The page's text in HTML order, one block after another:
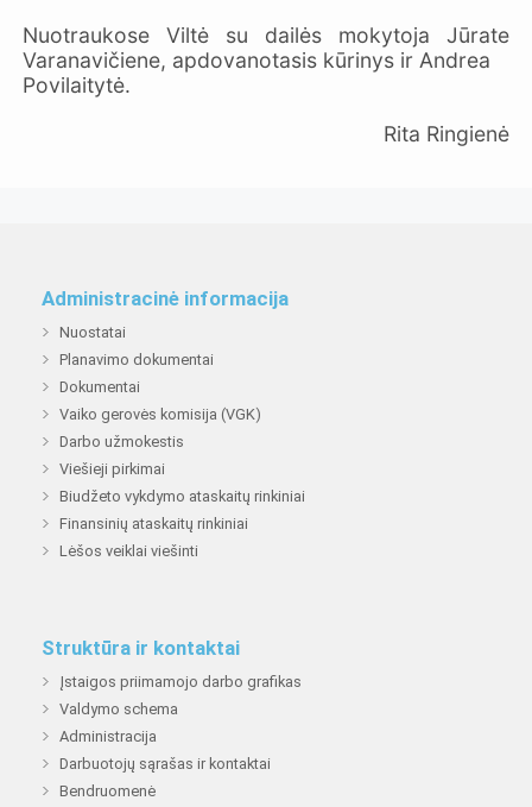
Nuotraukose Viltė su dailės mokytoja Jūrate
Varanavičiene, apdovanotasis kūrinys ir Andrea
Povilaitytė.
Rita Ringienė
Administracinė informacija
Nuostatai
Planavimo dokumentai
Dokumentai
Vaiko gerovės komisija (VGK)
Darbo užmokestis
Viešieji pirkimai
Biudžeto vykdymo ataskaitų rinkiniai
Finansinių ataskaitų rinkiniai
Lėšos veiklai viešinti
Struktūra ir kontaktai
Įstaigos priimamojo darbo grafikas
Valdymo schema
Administracija
Darbuotojų sąrašas ir kontaktai
Bendruomenė